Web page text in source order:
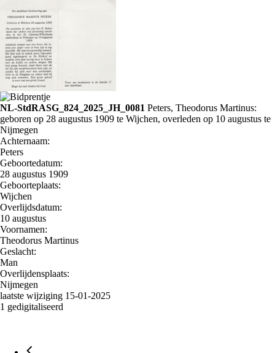
NL-StdRASG_824_2025_JH_0081 Peters, Theodorus Martinus:
geboren op 28 augustus 1909 te Wijchen, overleden op 10 augustus te
Nijmegen
Achternaam:
Peters
Geboortedatum:
28 augustus 1909
Geboorteplaats:
Wijchen
Overlijdsdatum:
10 augustus
Voornamen:
Theodorus Martinus
Geslacht:
Man
Overlijdensplaats:
Nijmegen
laatste wijziging 15-01-2025
1 gedigitaliseerd